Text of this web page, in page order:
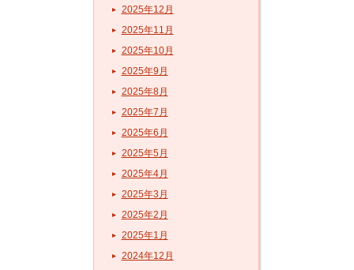
2025年12月
2025年11月
2025年10月
2025年9月
2025年8月
2025年7月
2025年6月
2025年5月
2025年4月
2025年3月
2025年2月
2025年1月
2024年12月